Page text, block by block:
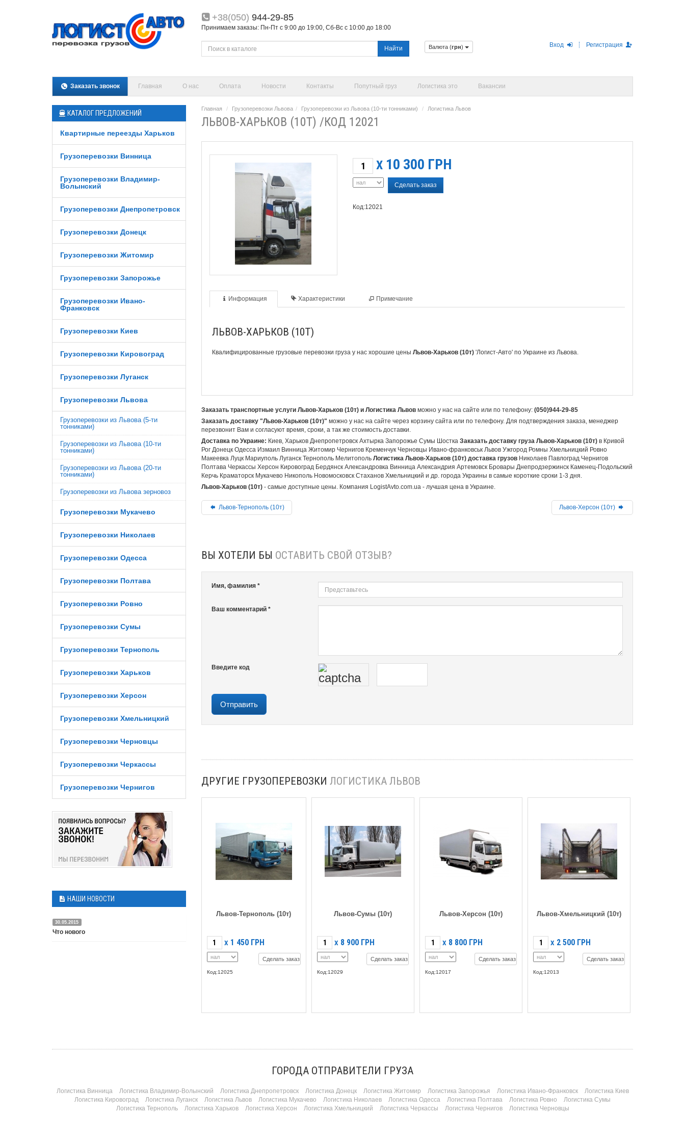
+38(050) 944-29-85
Принимаем заказы: Пн-Пт с 9:00 до 19:00, Сб-Вс с 10:00 до 18:00
Найти Вход Регистрация
Валюта (грн)
Заказать звонок Главная О нас Оплата Новости Контакты Попутный груз Логистика это Вакансии
КАТАЛОГ ПРЕДЛОЖЕНИЙ
Квартирные переезды Харьков
Грузоперевозки Винница
Грузоперевозки Владимир-
Волынский
Грузоперевозки Днепропетровск
Грузоперевозки Донецк
Грузоперевозки Житомир
Грузоперевозки Запорожье
Грузоперевозки Ивано-
Франковск
Грузоперевозки Киев
Грузоперевозки Кировоград
Грузоперевозки Луганск
Грузоперевозки Львова
Грузоперевозки из Львова (5-ти
тонниками)
Грузоперевозки из Львова (10-ти
тонниками)
Грузоперевозки из Львова (20-ти
тонниками)
Грузоперевозки из Львова зерновоз
Грузоперевозки Мукачево
Грузоперевозки Николаев
Грузоперевозки Одесса
Грузоперевозки Полтава
Грузоперевозки Ровно
Грузоперевозки Сумы
Грузоперевозки Тернополь
Грузоперевозки Харьков
Грузоперевозки Херсон
Грузоперевозки Хмельницкий
Грузоперевозки Черновцы
Грузоперевозки Черкассы
Грузоперевозки Чернигов
НАШИ НОВОСТИ
30.05.2015
Что нового
Главная Грузоперевозки Львова Грузоперевозки из Львова (10-ти тонниками) Логистика Львов
ЛЬВОВ-ХАРЬКОВ (10Т) /КОД 12021
X 10 300 ГРН
Сделать заказ
Код:12021
Информация Характеристики Примечание
ЛЬВОВ-ХАРЬКОВ (10Т)
Квалифицированные грузовые перевозки груза у нас хорошие цены Львов-Харьков (10т) 'Логист-Авто' по Украине из Львова.
Заказать транспортные услуги Львов-Харьков (10т) и Логистика Львовможно у нас на сайте или по телефону: (050)944-29-85
Заказать доставку "Львов-Харьков (10т)" можно у нас на сайте через корзину сайта или по телефону. Для подтверждения заказа, менеджер
перезвонит Вам и согласуют время, сроки, а так же стоимость доставки.
Доставка по Украине: Киев, Харьков Днепропетровск Ахтырка Запорожье Сумы Шостка Заказать доставку груза Львов-Харьков (10т)в Кривой
Рог Донецк Одесса Измаил Винница Житомир Чернигов Кременчук Черновцы Ивано-франковськ Львов Ужгород Ромны Хмельницкий Ровно
Макеевка Луцк Мариуполь Луганск Тернополь Мелитополь Логистика Львов-Харьков (10т) доставка грузовНиколаев Павлоград Чернигов
Полтава Черкассы Херсон Кировоград Бердянск Александровка Винница Александрия Артемовск Бровары Днепродзержинск Каменец-Подольский
Керчь Краматорск Мукачево Никополь Новомосковск Стаханов Хмельницкий и др. города Украины в самые короткие сроки 1-3 дня.
Львов-Харьков (10т)- самые доступные цены. Компания LogistAvto.com.ua - лучшая цена в Украине.
Львов-Тернополь (10т) Львов-Херсон (10т)
ВЫ ХОТЕЛИ БЫ ОСТАВИТЬ СВОЙ ОТЗЫВ?
Имя, фамилия *
Ваш комментарий *
Введите код
ДРУГИЕ ГРУЗОПЕРЕВОЗКИ ЛОГИСТИКА ЛЬВОВ
Львов-Тернополь (10т)
X 1 450 ГРН
Сделать заказ
Код:12025
Львов-Сумы (10т)
X 8 900 ГРН
Сделать заказ
Код:12029
Львов-Херсон (10т)
X 8 800 ГРН
Сделать заказ
Код:12017
Львов-Хмельницкий (10т)
X 2 500 ГРН
Сделать заказ
Код:12013
ГОРОДА ОТПРАВИТЕЛИ ГРУЗА
Логистика Винница Логистика Владимир-Волынский Логистика Днепропетровск Логистика Донецк Логистика Житомир Логистика Запорожья Логистика Ивано-Франковск
Логистика Киев
Логистика Кировоград
Логистика Луганск Логистика Львов Логистика Мукачево Логистика Николаев Логистика Одесса Логистика Полтава Логистика Ровно
Логистика Сумы
Логистика Тернополь
Логистика Харьков Логистика Херсон Логистика Хмельницкий Логистика Черкассы Логистика Чернигов Логистика Черновцы